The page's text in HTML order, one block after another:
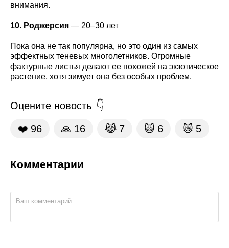
внимания.
10. Роджерсия — 20–30 лет
Пока она не так популярна, но это один из самых
эффектных теневых многолетников. Огромные
фактурные листья делают ее похожей на экзотическое
растение, хотя зимует она без особых проблем.
Оцените новость
❤️ 96 🙏 16 😹 7 🙀 6 😿 5
Комментарии